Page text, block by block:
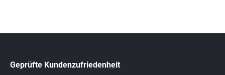
Geprüfte Kundenzufriedenheit